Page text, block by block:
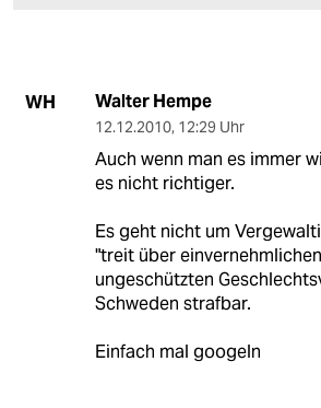
WH Walter Hempe
12.12.2010, 12:29 Uhr
Auch wenn man es immer
es nicht richtiger.
Es geht nicht um
"treit über
ungeschützten
Schweden strafbar.
Einfach mal googeln